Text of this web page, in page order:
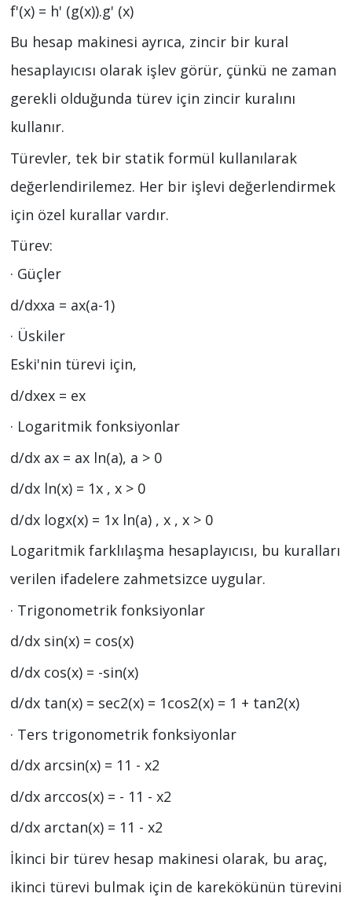
f'(x) = h' (g(x)).g' (x)
Bu hesap makinesi ayrıca, zincir bir kural
hesaplayıcısı olarak işlev görür, çünkü ne zaman
gerekli olduğunda türev için zincir kuralını
kullanır.
Türevler, tek bir statik formül kullanılarak
değerlendirilemez. Her bir işlevi değerlendirmek
için özel kurallar vardır.
Türev:
· Güçler
d/dxxa = ax(a-1)
· Üskiler
Eski'nin türevi için,
d/dxex = ex
· Logaritmik fonksiyonlar
d/dx ax = ax ln(a), a > 0
d/dx ln(x) = 1x , x > 0
d/dx logx(x) = 1x ln(a) , x , x > 0
Logaritmik farklılaşma hesaplayıcısı, bu kuralları
verilen ifadelere zahmetsizce uygular.
· Trigonometrik fonksiyonlar
d/dx sin(x) = cos(x)
d/dx cos(x) = -sin(x)
d/dx tan(x) = sec2(x) = 1cos2(x) = 1 + tan2(x)
· Ters trigonometrik fonksiyonlar
d/dx arcsin(x) = 11 - x2
d/dx arccos(x) = - 11 - x2
d/dx arctan(x) = 11 - x2
İkinci bir türev hesap makinesi olarak, bu araç,
ikinci türevi bulmak için de karekökünün türevini